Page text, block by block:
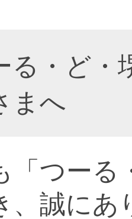
る・ど
まへ
「つーる
、誠にあ